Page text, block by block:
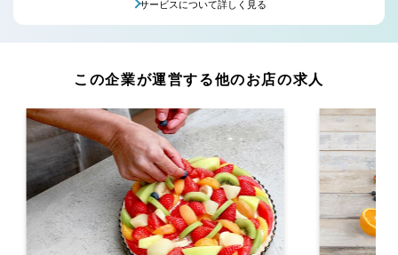
サービスについて詳しく見る
この企業が運営する他のお店の求人